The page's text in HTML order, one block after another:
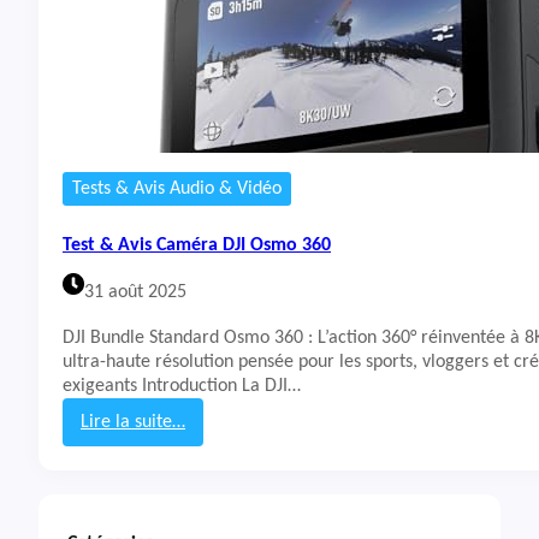
Tests & Avis Audio & Vidéo
Test & Avis Caméra DJI Osmo 360
31 août 2025
DJI Bundle Standard Osmo 360 : L’action 360° réinventée à
ultra-haute résolution pensée pour les sports, vloggers et
exigeants Introduction La DJI…
Lire la suite…
: